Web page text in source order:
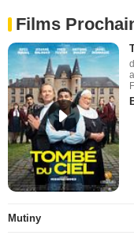
Films
Mutiny